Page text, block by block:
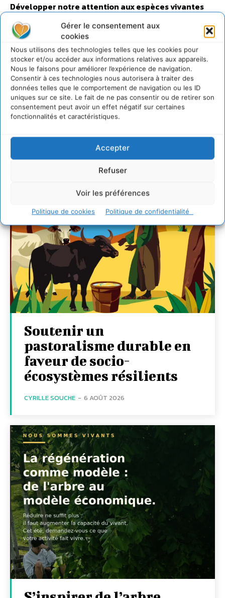
Gérer le consentement aux
cookies
Nous utilisons des technologies telles que les cookies pour
stocker et/ou accéder aux informations relatives aux appareils.
Nous le faisons pour améliorer l’expérience de navigation.
Consentir à ces technologies nous autorisera à traiter des
données telles que le comportement de navigation ou les ID
uniques sur ce site. Le fait de ne pas consentir ou de retirer son
consentement peut avoir un effet négatif sur certaines
fonctionnalités et caractéristiques.
Accepter
Refuser
Voir les préférences
Politique de cookies Politique de confidentialité
Développer notre attention aux espèces vivantes
non humaines avec les communs de Zoepolis
30 juillet 2026
Un kit citoyen pour lever les freins au
développement des forêts comestibles dans nos
villes
29 juillet 2026
L’éco-anxiété informe et l’éco-lucidité transforme
28 juillet 2026
7 indicateurs pour des villes résilientes et durables,
adaptées au changement climatique
Soutenir un
pastoralisme durable en
faveur de socio-
écosystèmes résilients
CYRILLE SOUCHE - 6 AOÛT 2026